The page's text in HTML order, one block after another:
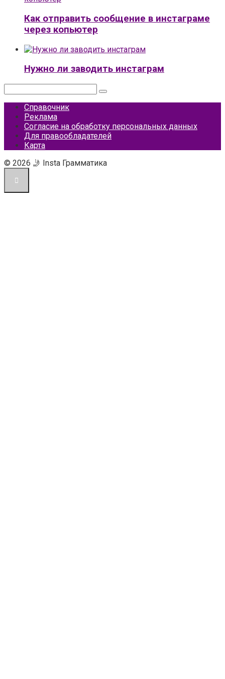
Как отправить сообщение в инстаграме
через копьютер
Нужно ли заводить инстаграм
Справочник
Реклама
Согласие на обработку персональных данных
Для правообладателей
Карта
© 2026 🤳 Insta Грамматика